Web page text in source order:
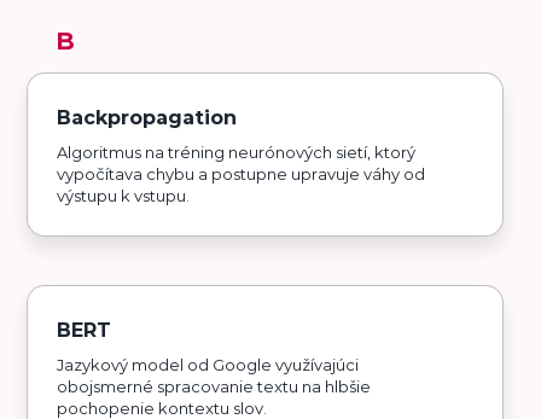
B
Backpropagation
Algoritmus na tréning neurónových sietí, ktorý
vypočítava chybu a postupne upravuje váhy od
výstupu k vstupu.
BERT
Jazykový model od Google využívajúci
obojsmerné spracovanie textu na hlbšie
pochopenie kontextu slov.